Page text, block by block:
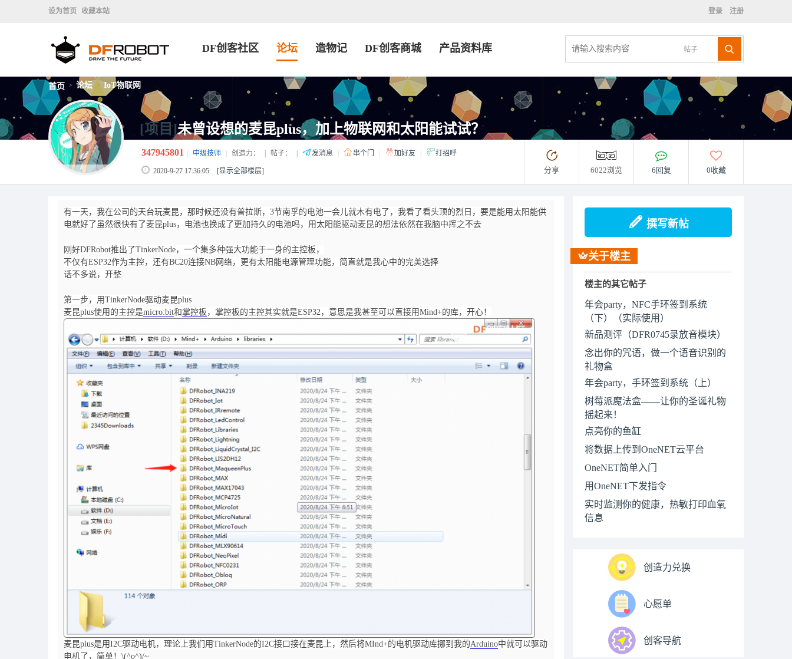
设为首页 收藏本站 登录 注册
帖子
DF创客社区 论坛 造物记 DF创客商城 产品资料库
首页 > 论坛 > IoT物联网
[项目]未曾设想的麦昆plus，加上物联网和太阳能试试？
347945801 中级技师 创造力： 帖子： 发消息 串个门 加好友 打招呼
2020-9-27 17:36:05 [显示全部楼层] 分享 6022浏览 6回复 0收藏
有一天，我在公司的天台玩麦昆，那时候还没有普拉斯，3节南孚的电池一会儿就木有电了，我看了看头顶的烈日，要是能用太阳能供
电就好了虽然很快有了麦昆plus，电池也换成了更加持久的电池吗，用太阳能驱动麦昆的想法依然在我脑中挥之不去
刚好DFRobot推出了TinkerNode，一个集多种强大功能于一身的主控板，
不仅有ESP32作为主控，还有BC20连接NB网络，更有太阳能电源管理功能，简直就是我心中的完美选择
话不多说，开整
第一步，用TinkerNode驱动麦昆plus
麦昆plus使用的主控是micro:bit和掌控板 ，掌控板的主控其实就是ESP32，意思是我甚至可以直接用Mind+的库，开心！
麦昆plus是用I2C驱动电机，理论上我们用TinkerNode的I2C接口接在麦昆上，然后将MInd+的电机驱动库挪到我的Arduino中就可以驱动
电机了，简单！\(^o^)/~
撰写新帖
关于楼主
楼主的其它帖子
年会party，NFC手环签到系统
（下）（实际使用）
新品测评（DFR0745录放音模块）
念出你的咒语，做一个语音识别的
礼物盒
年会party，手环签到系统（上）
树莓派魔法盒——让你的圣诞礼物
摇起来！
点亮你的鱼缸
将数据上传到OneNET云平台
OneNET简单入门
用OneNET下发指令
实时监测你的健康，热敏打印血氧
信息
创造力兑换
心愿单
创客导航